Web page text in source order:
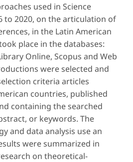
used in Science
to 2020, on the articulation of
in the Latin American
place in the databases:
Online, Scopus and Web
were selected and
criteria articles
countries, published
containing the searched
or keywords. The
and data analysis use an
were summarized in
on theoretical-